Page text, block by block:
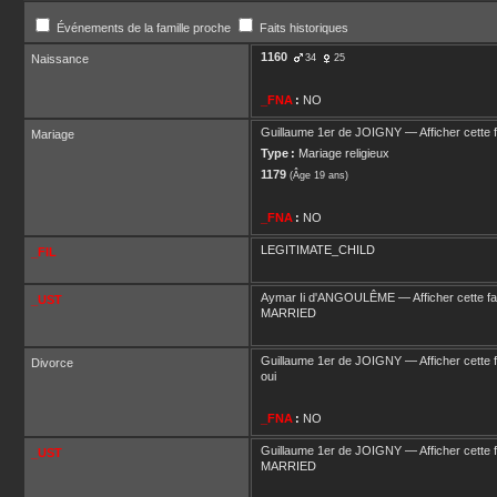
Événements de la famille proche Faits historiques
Naissance 1160 34 25
_FNA : NO
Mariage Guillaume 1er de JOIGNY —Afficher cette
Type : Mariage religieux
1179 (Âge 19 ans)
_FNA : NO
_FIL LEGITIMATE_CHILD
_UST Aymar Ii d'ANGOULÊME —Afficher cette
MARRIED
Divorce Guillaume 1er de JOIGNY —Afficher cette
oui
_FNA : NO
_UST Guillaume 1er de JOIGNY —Afficher cette
MARRIED